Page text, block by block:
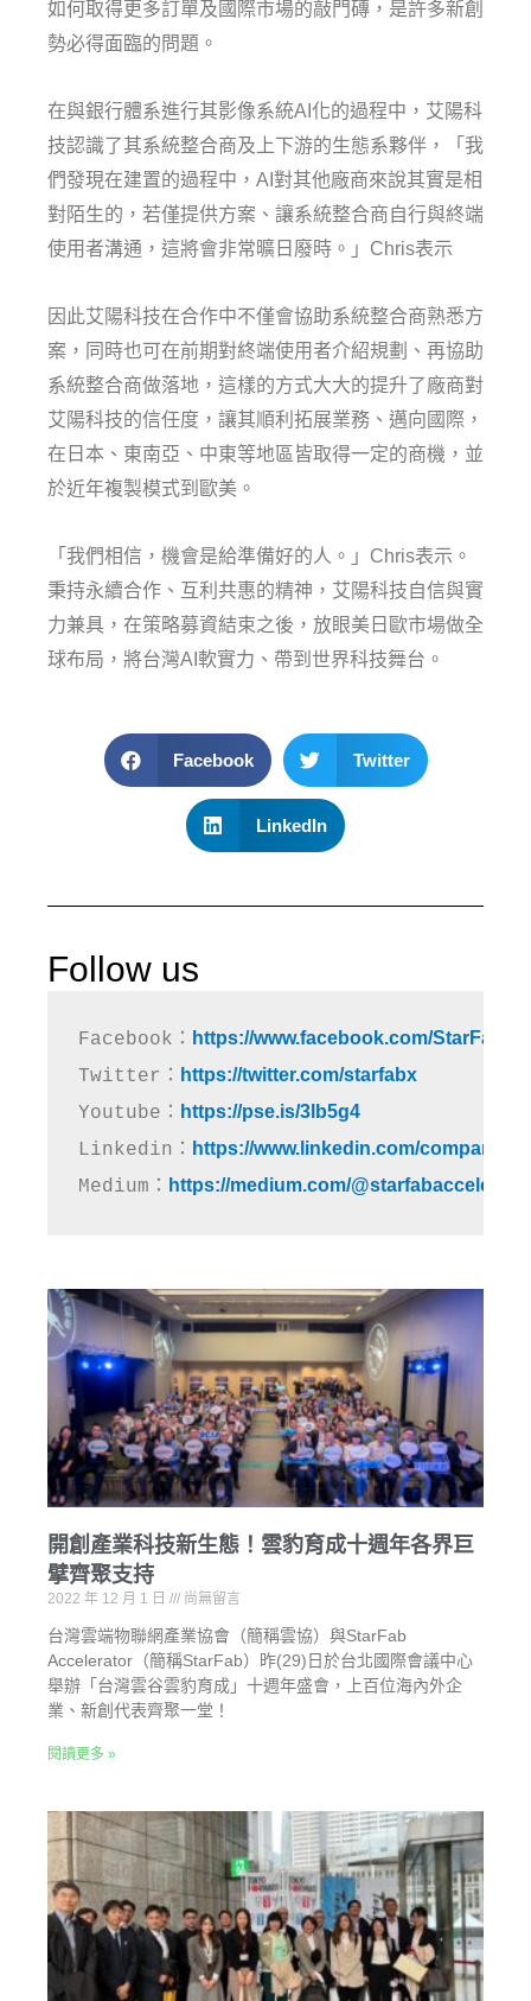
如何取得更多訂單及國際市場的敲門磚，是許多新創
勢必得面臨的問題。
在與銀行體系進行其影像系統AI化的過程中，艾陽科
技認識了其系統整合商及上下游的生態系夥伴，「我
們發現在建置的過程中，AI對其他廠商來說其實是相
對陌生的，若僅提供方案、讓系統整合商自行與終端
使用者溝通，這將會非常曠日廢時。」Chris表示
因此艾陽科技在合作中不僅會協助系統整合商熟悉方
案，同時也可在前期對終端使用者介紹規劃、再協助
系統整合商做落地，這樣的方式大大的提升了廠商對
艾陽科技的信任度，讓其順利拓展業務、邁向國際，
在日本、東南亞、中東等地區皆取得一定的商機，並
於近年複製模式到歐美。
「我們相信，機會是給準備好的人。」Chris表示。
秉持永續合作、互利共惠的精神，艾陽科技自信與實
力兼具，在策略募資結束之後，放眼美日歐市場做全
球布局，將台灣AI軟實力、帶到世界科技舞台。
Facebook Twitter
LinkedIn
Follow us
Facebook： https://www.facebook.com/StarFabX
Twitter： https://twitter.com/starfabx
Youtube： https://pse.is/3lb5g4
Linkedin： https://www.linkedin.com/company/
Medium： https://medium.com/
開創產業科技新生態！雲豹育成十週年各界巨
擘齊聚支持
2022 年 12 月 1 日 尚無留言
台灣雲端物聯網產業協會（簡稱雲協）與StarFab
Accelerator（簡稱StarFab）昨(29)日於台北國際會議中心
舉辦「台灣雲谷雲豹育成」十週年盛會，上百位海內外企
業、新創代表齊聚一堂！
閱讀更多 »